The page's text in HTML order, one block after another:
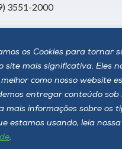
os Cookies para tornar
site mais significativa. Eles
como nosso website
entregar conteúdo
mais informações sobre os
estamos usando, leia nossa
.
3551-2000